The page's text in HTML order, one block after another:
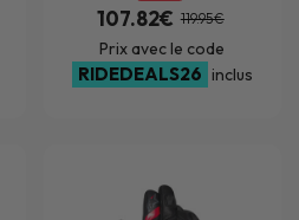
107.82€ 119.95€
Prix avec le code
RIDEDEALS26 inclus